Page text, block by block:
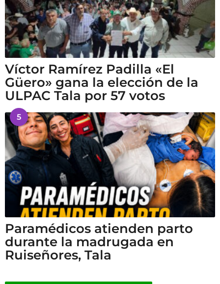
Víctor Ramírez Padilla «El
Güero» gana la elección de la
ULPAC Tala por 57 votos
5
Paramédicos atienden parto
durante la madrugada en
Ruiseñores, Tala